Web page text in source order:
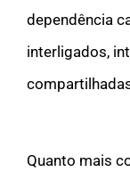
dependência
interligados,
Quanto mais